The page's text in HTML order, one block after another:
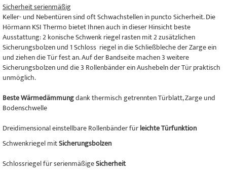
Sicherheit serienmäßig
Keller- und Nebentüren sind oft Schwachstellen in puncto Sicherheit. Die
Hörmann KSI Thermo bietet Ihnen auch in dieser Hinsicht beste
Ausstattung: 2 konische Schwenk riegel rasten mit 2 zusätzlichen
Sicherungsbolzen und 1 Schloss riegel in die Schließbleche der Zarge ein
und ziehen die Tür fest an. Auf der Bandseite machen 3 weitere
Sicherungsbolzen und die 3 Rollenbänder ein Aushebeln der Tür praktisch
unmöglich.
Beste Wärmedämmungdank thermisch getrennten Türblatt, Zarge und
Bodenschwelle
Dreidimensional einstellbare Rollenbänder fürleichte Türfunktion
Schwenkriegel mitSicherungsbolzen
Schlossriegel für serienmäßigeSicherheit